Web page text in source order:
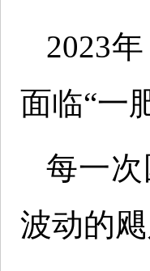
2023
面临“一
每一
波动的飓